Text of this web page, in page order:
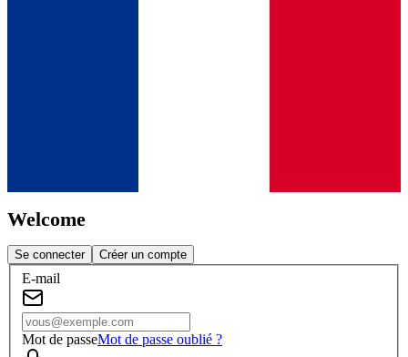
Welcome
Se connecter Créer un compte
E-mail
Mot de passeMot de passe oublié ?